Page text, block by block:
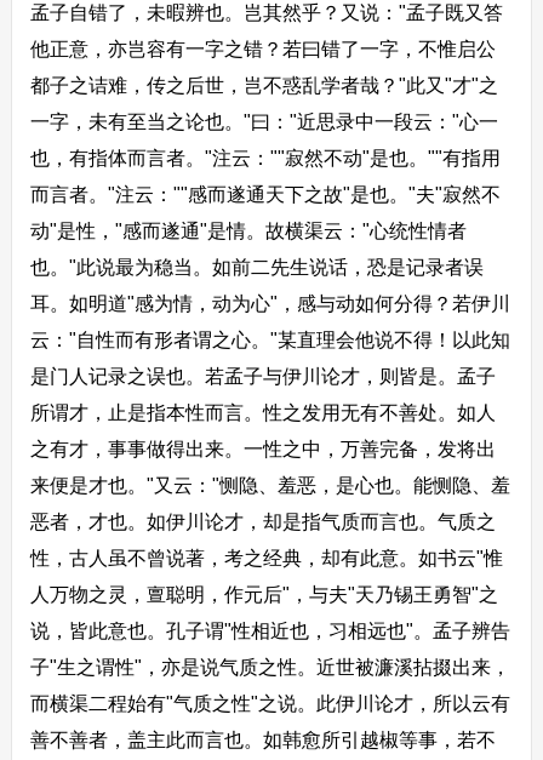
孟子自错了，未暇辨也。岂其然乎？又说："孟子既又答
他正意，亦岂容有一字之错？若曰错了一字，不惟启公
都子之诘难，传之后世，岂不惑乱学者哉？"此又"才"之
一字，未有至当之论也。"曰："近思录中一段云："心一
也，有指体而言者。"注云：""寂然不动"是也。""有指用
而言者。"注云：""感而遂通天下之故"是也。"夫"寂然不
动"是性，"感而遂通"是情。故横渠云："心统性情者
也。"此说最为稳当。如前二先生说话，恐是记录者误
耳。如明道"感为情，动为心"，感与动如何分得？若伊川
云："自性而有形者谓之心。"某直理会他说不得！以此知
是门人记录之误也。若孟子与伊川论才，则皆是。孟子
所谓才，止是指本性而言。性之发用无有不善处。如人
之有才，事事做得出来。一性之中，万善完备，发将出
来便是才也。"又云："恻隐、羞恶，是心也。能恻隐、羞
恶者，才也。如伊川论才，却是指气质而言也。气质之
性，古人虽不曾说著，考之经典，却有此意。如书云"惟
人万物之灵，亶聪明，作元后"，与夫"天乃锡王勇智"之
说，皆此意也。孔子谓"性相近也，习相远也"。孟子辨告
子"生之谓性"，亦是说气质之性。近世被濂溪拈掇出来，
而横渠二程始有"气质之性"之说。此伊川论才，所以云有
善不善者，盖主此而言也。如韩愈所引越椒等事，若不